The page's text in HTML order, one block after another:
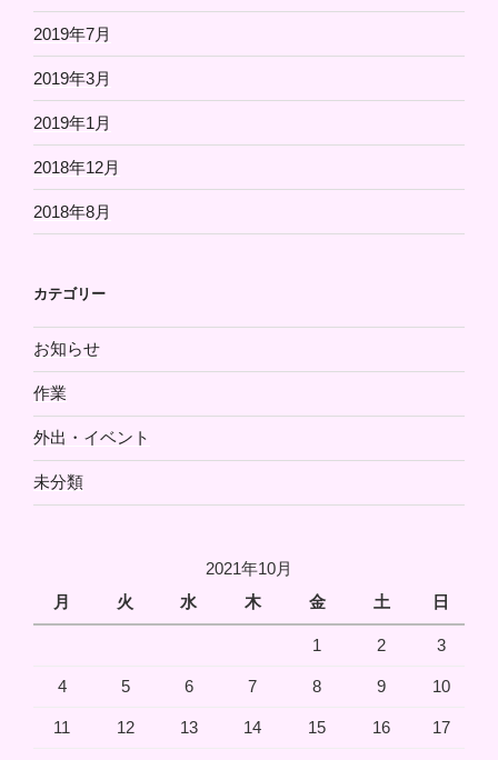
2019年7月
2019年3月
2019年1月
2018年12月
2018年8月
カテゴリー
お知らせ
作業
外出・イベント
未分類
2021年10月
月
火 水 木 金 土 日
1 2 3
4 5 6 7 8 9 10
11 12 13 14 15 16 17